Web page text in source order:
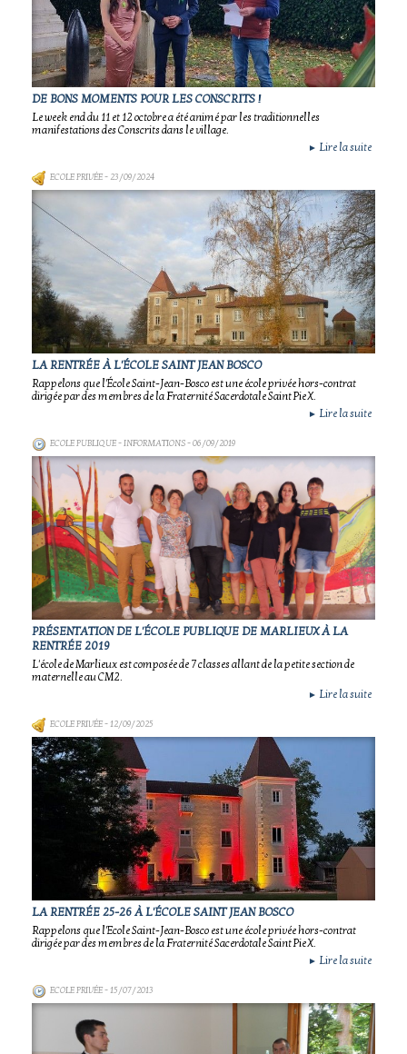
DE BONS MOMENTS POUR LES CONSCRITS !
Le week end du 11 et 12 octobre a été animé par les traditionnelles
manifestations des Conscrits dans le village.
► Lire la suite
ECOLE PRIVÉE- 23/09/2024
LA RENTRÉE À L'ÉCOLE SAINT JEAN BOSCO
Rappelons que l'École Saint-Jean-Bosco est une école privée hors-contrat
dirigée par des membres de la Fraternité Sacerdotale Saint Pie X.
► Lire la suite
ECOLE PUBLIQUE - INFORMATIONS- 06/09/2019
PRÉSENTATION DE L'ÉCOLE PUBLIQUE DE MARLIEUX À LA
RENTRÉE 2019
L'école de Marlieux est composée de 7 classes allant de la petite section de
maternelle au CM2.
► Lire la suite
ECOLE PRIVÉE- 12/09/2025
LA RENTRÉE 25-26 À L'ÉCOLE SAINT JEAN BOSCO
Rappelons que l'Ecole Saint-Jean-Bosco est une école privée hors-contrat
dirigée par des membres de la Fraternité Sacerdotale Saint Pie X.
► Lire la suite
ECOLE PRIVÉE- 15/07/2013